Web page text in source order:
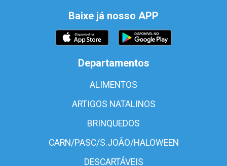
Baixe já nosso APP
Departamentos
ALIMENTOS
ARTIGOS NATALINOS
BRINQUEDOS
CARN/PASC/S.JOÃO/HALOWEEN
DESCARTÁVEIS